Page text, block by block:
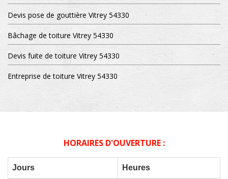
Devis pose de gouttière Vitrey 54330
Bâchage de toiture Vitrey 54330
Devis fuite de toiture Vitrey 54330
Entreprise de toiture Vitrey 54330
HORAIRES D'OUVERTURE :
Jours Heures